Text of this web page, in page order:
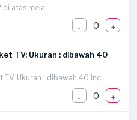
di atas meja
- 0 +
TV; Ukuran : dibawah 40
TV; Ukuran : dibawah 40 Inci
- 0 +